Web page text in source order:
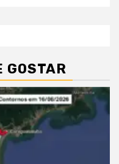
GOSTAR